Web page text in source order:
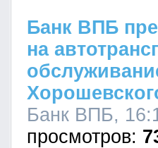
Банк ВПБ
на
Банк ВПБ,